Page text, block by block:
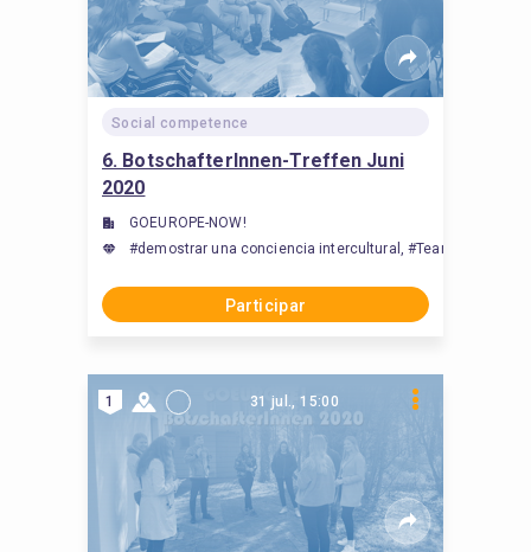
Social competence
6. BotschafterInnen-Treffen Juni
2020
GOEUROPE-NOW!
#demostrar una conciencia intercultural, #Teamwork
Participar
1 31 jul., 15:00